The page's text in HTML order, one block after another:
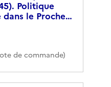
Politique
le Proche…
de commande)